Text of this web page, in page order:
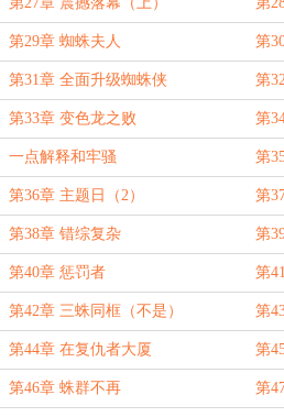
第29章 蜘蛛夫人 第
第31章 全面升级蜘蛛侠 第
第33章 变色龙之败 第
一点解释和牢骚 第
第36章 主题日（2） 第
第38章 错综复杂 第
第40章 惩罚者 第
第42章 三蛛同框（不是） 第
第44章 在复仇者大厦 第
有
第46章 蛛群不再 第